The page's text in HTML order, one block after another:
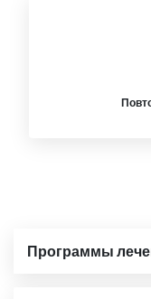
Программы